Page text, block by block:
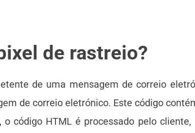
de rastreio?
de uma mensagem de correio
de correio eletrónico. Este código
código HTML é processado pelo